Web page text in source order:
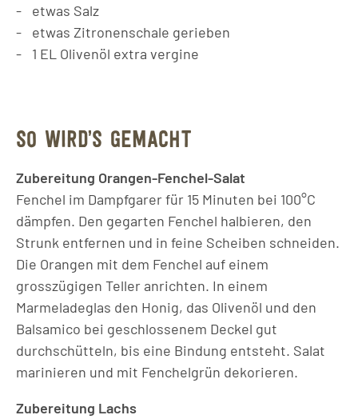
etwas Salz
etwas Zitronenschale gerieben
1 EL Olivenöl extra vergine
SO WIRD’S GEMACHT
Zubereitung Orangen-Fenchel-Salat
Fenchel im Dampfgarer für 15 Minuten bei 100°C
dämpfen. Den gegarten Fenchel halbieren, den
Strunk entfernen und in feine Scheiben schneiden.
Die Orangen mit dem Fenchel auf einem
grosszügigen Teller anrichten. In einem
Marmeladeglas den Honig, das Olivenöl und den
Balsamico bei geschlossenem Deckel gut
durchschütteln, bis eine Bindung entsteht. Salat
marinieren und mit Fenchelgrün dekorieren.
Zubereitung Lachs